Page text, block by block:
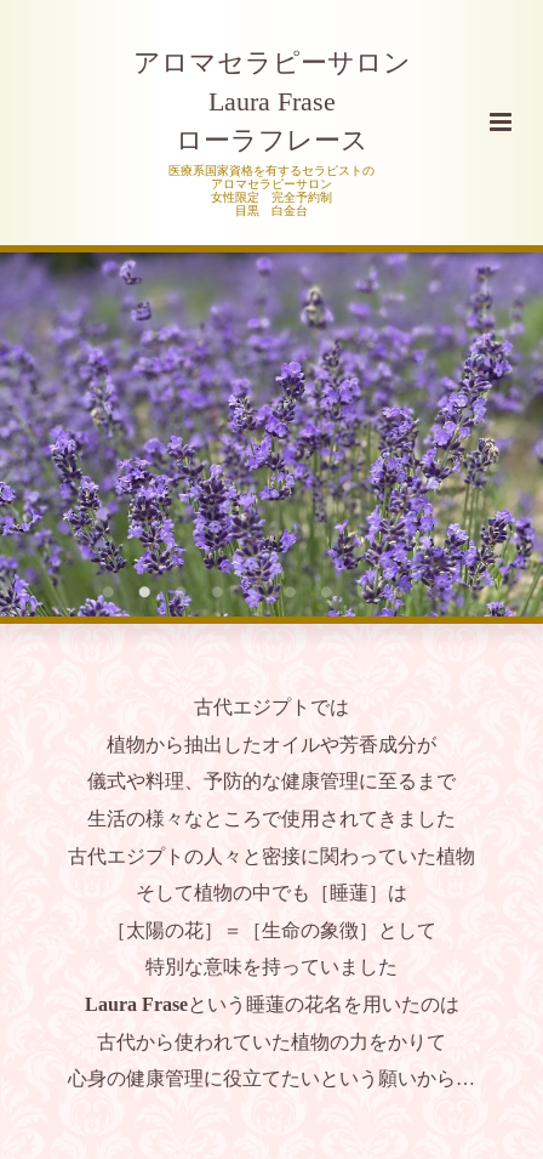
アロマセラピーサロン
Laura Frase
ローラフレース
医療系国家資格を有するセラピストの
アロマセラピーサロン
女性限定 完全予約制
目黒 白金台
古代エジプトでは
植物から抽出したオイルや芳香成分が
儀式や料理、予防的な健康管理に至るまで
生活の様々なところで使用されてきました
古代エジプトの人々と密接に関わっていた植物
そして植物の中でも［睡蓮］は
［太陽の花］＝［生命の象徴］として
特別な意味を持っていました
Laura Fraseという睡蓮の花名を用いたのは
古代から使われていた植物の力をかりて
心身の健康管理に役立てたいという願いから…